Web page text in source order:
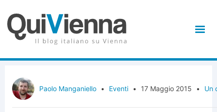
Paolo Manganiello • Eventi • 17 Maggio 2015 • Un